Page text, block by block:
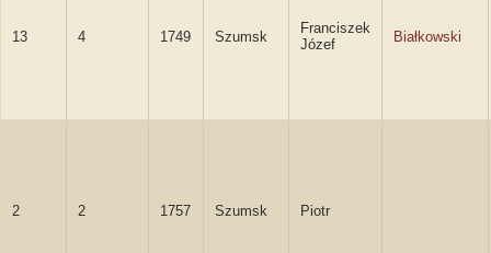
13 4 1749 Szumsk
Franciszek
Józef
Białkowski
2 2 1757 Szumsk Piotr